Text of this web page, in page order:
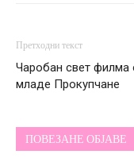
Претходни текст
Чаробан свет филма
младе Прокупчане
ПОВЕЗАНЕ ОБЈАВЕ